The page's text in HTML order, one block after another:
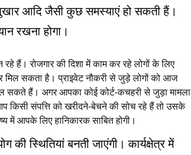
आदि जैसी कुछ समस्याएं हो सकती हैं।
रखना होगा।
हैं। रोजगार की दिशा में काम कर रहे लोगों के लिए
सकता है। प्राइवेट नौकरी से जुड़े लोगों को आज
सकते हैं। अगर आपका कोई कोर्ट-कचहरी से जुड़ा मामला
संपत्ति को खरीदने-बेचने की सोच रहे हैं तो उसके
आपके लिए हानिकारक साबित होगी।
स्थितियां बनती जाएंगी। कार्यक्षेत्र में